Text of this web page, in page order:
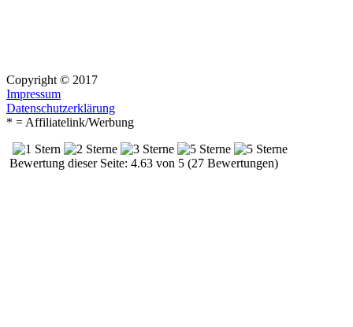
Copyright © 2017
Impressum
Datenschutzerklärung
* = Affiliatelink/Werbung
Bewertung dieser Seite: 4.63 von 5 (27 Bewertungen)